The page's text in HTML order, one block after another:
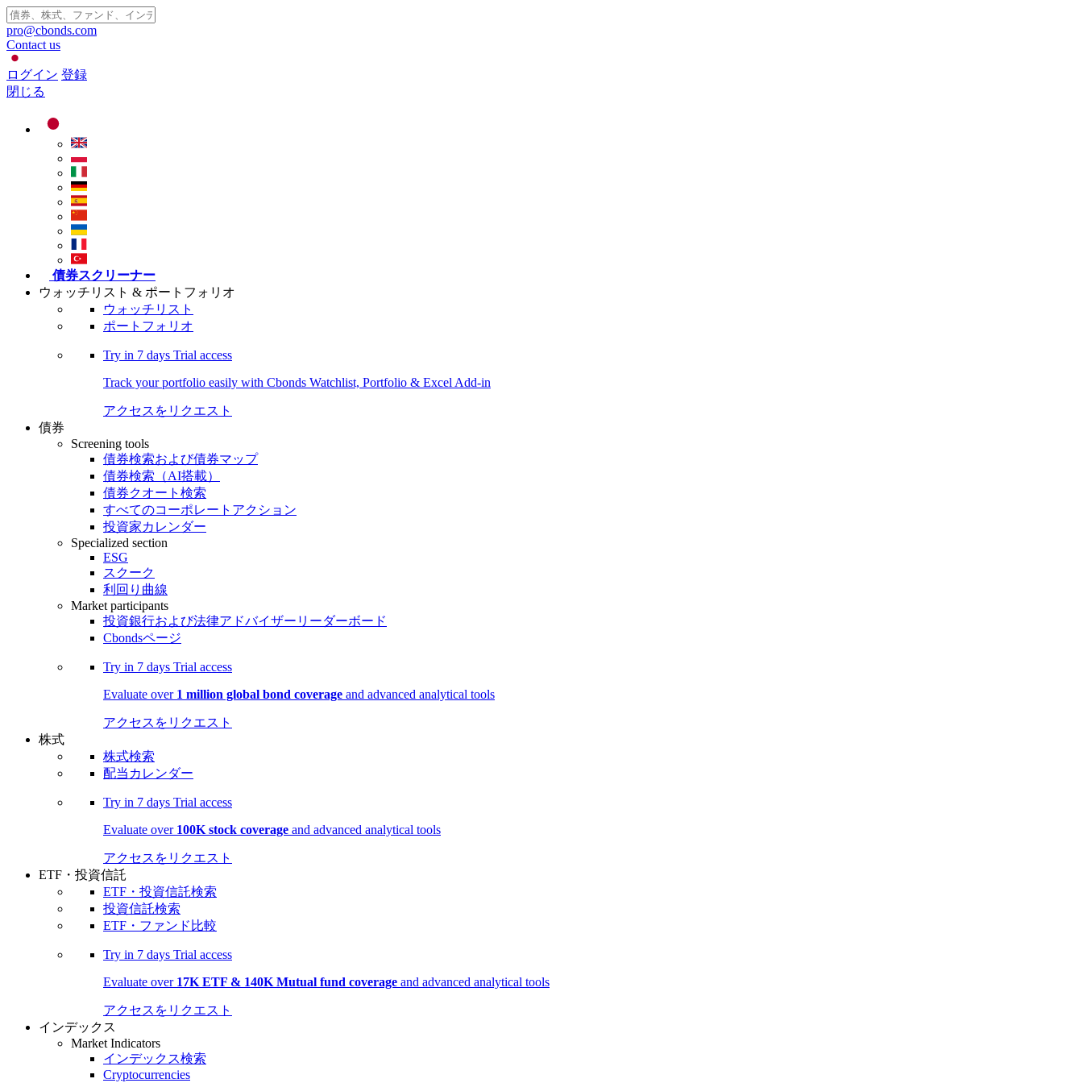
pro@cbonds.com
Contact us
ログイン 登録
閉じる
債券スクリーナー
ウォッチリスト & ポートフォリオ
ウォッチリスト
ポートフォリオ
Try in 7 days Trial access
Track your portfolio easily with Cbonds Watchlist, Portfolio & Excel Add-in
アクセスをリクエスト
債券
Screening tools
債券検索および債券マップ
債券検索（AI搭載）
債券クオート検索
すべてのコーポレートアクション
投資家カレンダー
Specialized section
ESG
スクーク
利回り曲線
Market participants
投資銀行および法律アドバイザーリーダーボード
Cbondsページ
Try in 7 days Trial access
Evaluate over 1 million global bond coverage and advanced analytical tools
アクセスをリクエスト
株式
株式検索
配当カレンダー
Try in 7 days Trial access
Evaluate over 100K stock coverage and advanced analytical tools
アクセスをリクエスト
ETF・投資信託
ETF・投資信託検索
投資信託検索
ETF・ファンド比較
Try in 7 days Trial access
Evaluate over 17K ETF & 140K Mutual fund coverage and advanced analytical tools
アクセスをリクエスト
インデックス
Market Indicators
インデックス検索
Cryptocurrencies